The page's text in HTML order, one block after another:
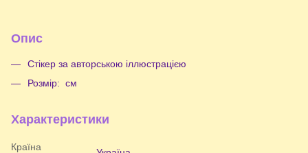
Опис
Стікер за авторською іллюстрацією
Розмір: см
Характеристики
Країна